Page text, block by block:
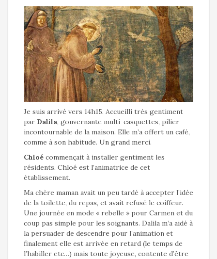
Je suis arrivé vers 14h15. Accueilli très gentiment
par Dalila, gouvernante multi-casquettes, pilier
incontournable de la maison. Elle m’a offert un café,
comme à son habitude. Un grand merci.
Chloé commençait à installer gentiment les
résidents. Chloé est l’animatrice de cet
établissement.
Ma chère maman avait un peu tardé à accepter l’idée
de la toilette, du repas, et avait refusé le coiffeur.
Une journée en mode « rebelle » pour Carmen et du
coup pas simple pour les soignants. Dalila m’a aidé à
la persuader de descendre pour l’animation et
finalement elle est arrivée en retard (le temps de
l’habiller etc…) mais toute joyeuse, contente d’être